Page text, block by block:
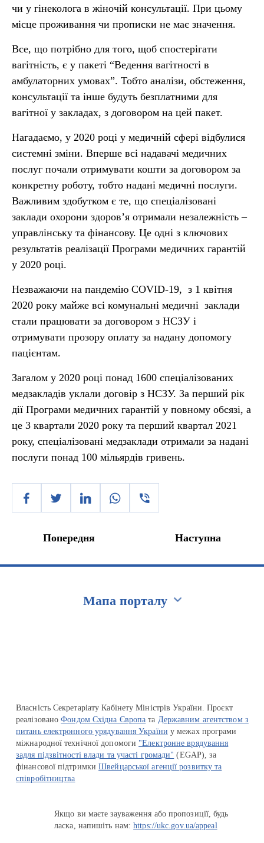
чи у гінеколога в жіночій консультації. При цьому
місце проживання чи прописки не має значення.
Все, що потрібно для того, щоб спостерігати
вагітність, є у пакеті “Ведення вагітності в
амбулаторних умовах”. Тобто аналізи, обстеження,
консультації та інше будуть безплатними для
вагітної у закладах, з договором на цей пакет.
Нагадаємо, у 2020 році у медичній сфері відбулися
системні зміни. Вперше всі надавачі медичних
послуг почали отримувати кошти за договором за
конкретну роботу, тобто надані медичні послуги.
Важливим здобутком є те, що спеціалізовані
заклади охорони здоров’я отримали незалежність –
управлінську та фінансову. Це одні з ключових
результатів реалізації Програми медичних гарантій
у 2020 році.
Незважаючи на пандемію COVID-19, з 1 квітня
2020 року майже всі комунальні медичні заклади
стали працювати за договором з НСЗУ і
отримувати прозору оплату за надану допомогу
пацієнтам.
Загалом у 2020 році понад 1600 спеціалізованих
медзакладів уклали договір з НСЗУ. За перший рік
дії Програми медичних гарантій у повному обсязі, а
це 3 квартали 2020 року та перший квартал 2021
року, спеціалізовані медзаклади отримали за надані
послуги понад 100 мільярдів гривень.
Попередня Наступна
Мапа порталу
Власність Секретаріату Кабінету Міністрів України. Проєкт
реалізованоФондом Східна Європа та Державним агентством з
питань електронного урядування України у межах програми
міжнародної технічної допомоги "Електронне врядування
задля підзвітності влади та участі громади" (EGAP), за
фінансової підтримкиШвейцарської агенції розвитку та
співробітництва
Якщо ви маєте зауваження або пропозиції, будь
ласка, напишіть нам:https://ukc.gov.ua/appeal